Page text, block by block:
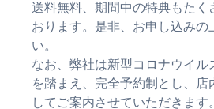
送料無料、期間中の特典もたく
おります。是非、お申し込みの
い。
なお、弊社は新型コロナウイル
を踏まえ、完全予約制とし、店
してご案内させていただきます